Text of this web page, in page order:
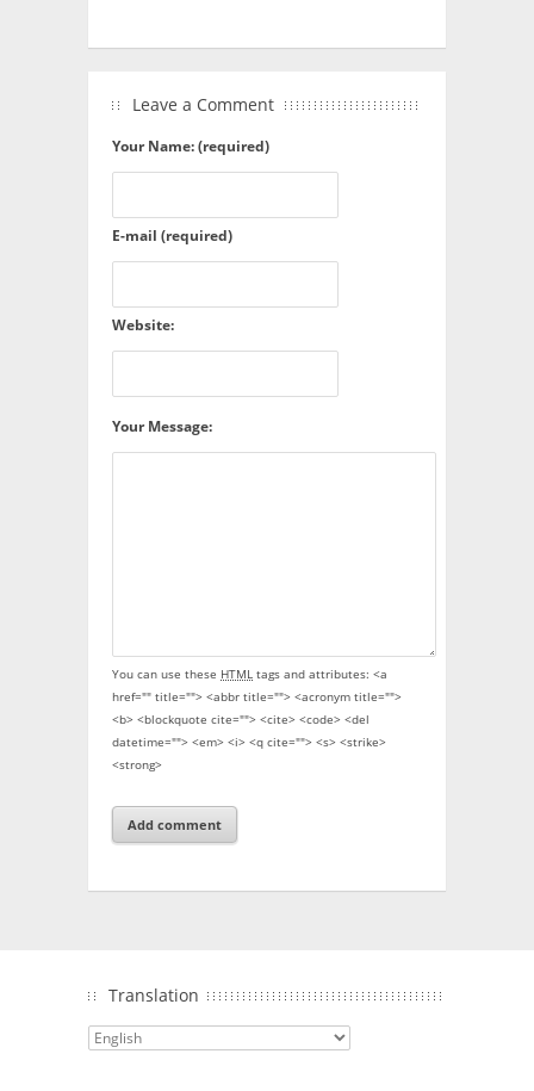
Leave a Comment
Your Name: (required)
E-mail (required)
Website:
Your Message:
You can use these HTML tags and attributes: <a
href="" title=""> <abbr title=""> <acronym title="">
<b> <blockquote cite=""> <cite> <code> <del
datetime=""> <em> <i> <q cite=""> <s> <strike>
<strong>
Translation